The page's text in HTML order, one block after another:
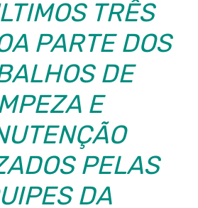
TRÊS
PARTE DOS
DE
E
PELAS
DA